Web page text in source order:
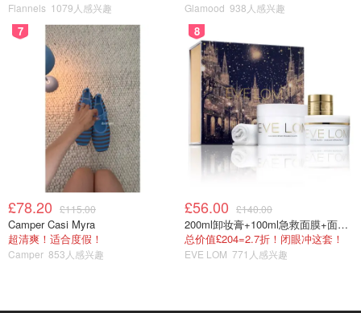
Flannels 1079人感兴趣 Glamood 938人感兴趣
7
£78.20 £115.00
Camper Casi Myra
超清爽！适合度假！
Camper 853人感兴趣
8
£56.00 £140.00
200ml卸妆膏+100ml急救面膜+面霜+洁颜布
总价值£204=2.7折！闭眼冲这套！
EVE LOM 771人感兴趣